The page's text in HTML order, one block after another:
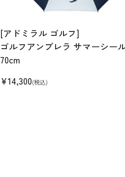
[アドミラル ゴルフ]
ゴルフアンブレラ サマーシー
70cm
¥14,300 税込